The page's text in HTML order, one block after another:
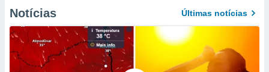
Notícias Últimas notícias